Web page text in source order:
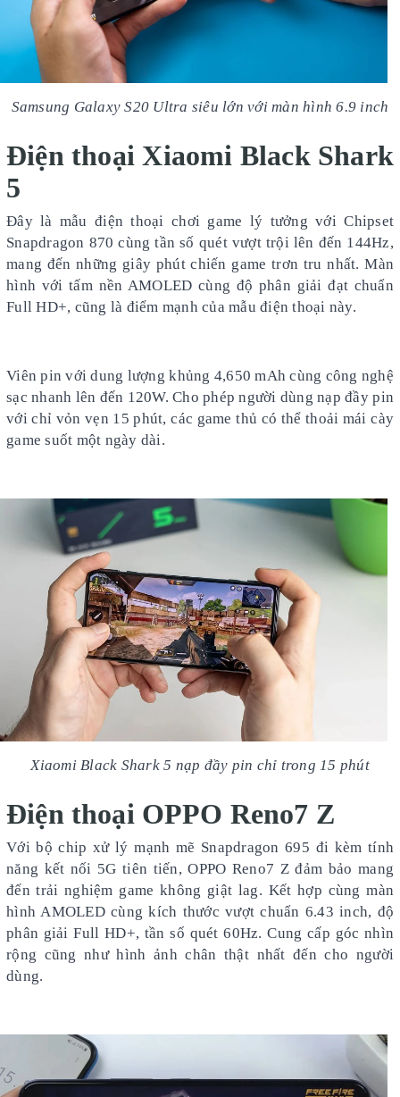
Samsung Galaxy S20 Ultra siêu lớn với màn hình 6.9 inch
Điện thoại Xiaomi Black Shark
5
Đây là mẫu điện thoại chơi game lý tưởng với Chipset
Snapdragon 870 cùng tần số quét vượt trội lên đến 144Hz,
mang đến những giây phút chiến game trơn tru nhất. Màn
hình với tấm nền AMOLED cùng độ phân giải đạt chuẩn
Full HD+, cũng là điểm mạnh của mẫu điện thoại này.
Viên pin với dung lượng khủng 4,650 mAh cùng công nghệ
sạc nhanh lên đến 120W. Cho phép người dùng nạp đầy pin
với chỉ vỏn vẹn 15 phút, các game thủ có thể thoải mái cày
game suốt một ngày dài.
Xiaomi Black Shark 5 nạp đầy pin chỉ trong 15 phút
Điện thoại OPPO Reno7 Z
Với bộ chip xử lý mạnh mẽ Snapdragon 695 đi kèm tính
năng kết nối 5G tiên tiến, OPPO Reno7 Z đảm bảo mang
đến trải nghiệm game không giật lag. Kết hợp cùng màn
hình AMOLED cùng kích thước vượt chuẩn 6.43 inch, độ
phân giải Full HD+, tần số quét 60Hz. Cung cấp góc nhìn
rộng cũng như hình ảnh chân thật nhất đến cho người
dùng.